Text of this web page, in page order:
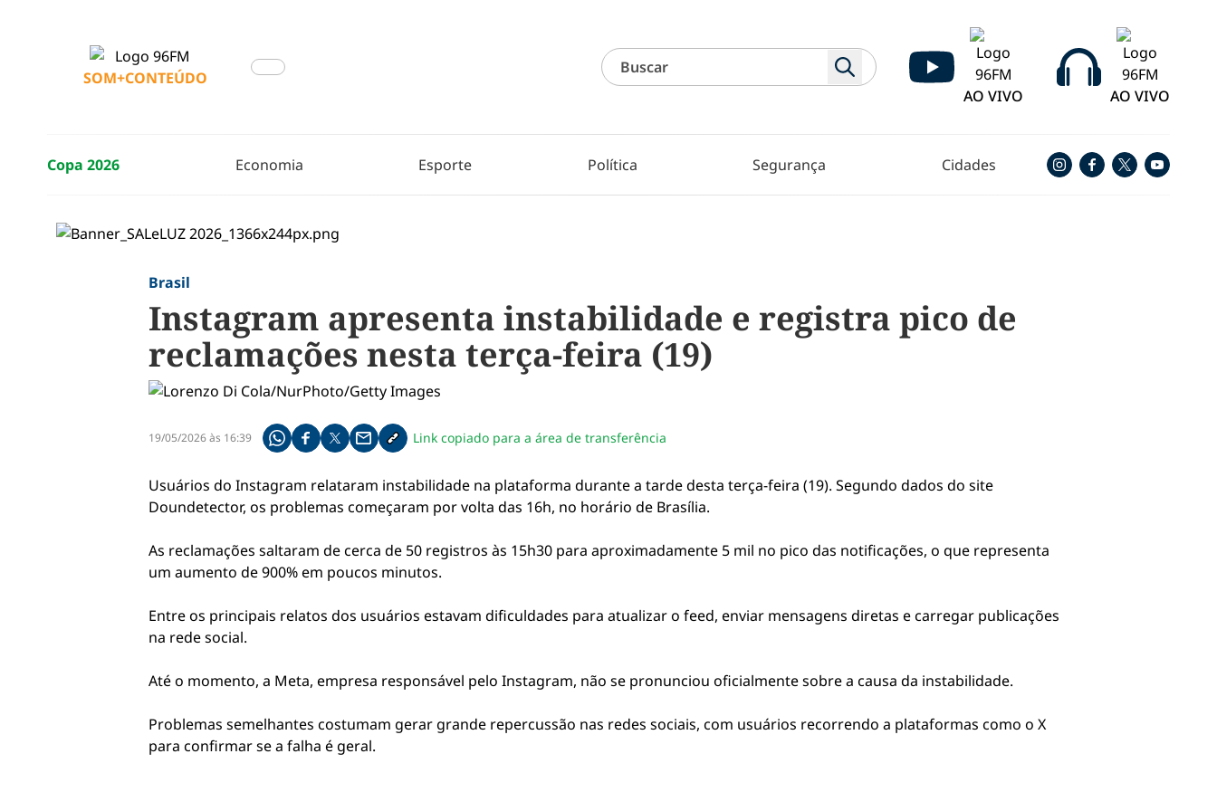
SOM+CONTEÚDO
AO VIVO
AO VIVO
Copa 2026 Economia Esporte Política Segurança Cidades
Brasil
Instagram apresenta instabilidade e registra pico de
reclamações nesta terça-feira (19)
19/05/2026 às 16:39 Compartilhe pelo whatsapp
Compartilhar no facebook
Compartilhar no twitter
Compartilhe pelo email
Copiar link da notícia
Link copiado para a área de transferência
Usuários do Instagram relataram instabilidade na plataforma durante a tarde desta terça-feira (19). Segundo dados do site
Doundetector, os problemas começaram por volta das 16h, no horário de Brasília.
As reclamações saltaram de cerca de 50 registros às 15h30 para aproximadamente 5 mil no pico das notificações, o que representa
um aumento de 900% em poucos minutos.
Entre os principais relatos dos usuários estavam dificuldades para atualizar o feed, enviar mensagens diretas e carregar publicações
na rede social.
Até o momento, a Meta, empresa responsável pelo Instagram, não se pronunciou oficialmente sobre a causa da instabilidade.
Problemas semelhantes costumam gerar grande repercussão nas redes sociais, com usuários recorrendo a plataformas como o X
para confirmar se a falha é geral.